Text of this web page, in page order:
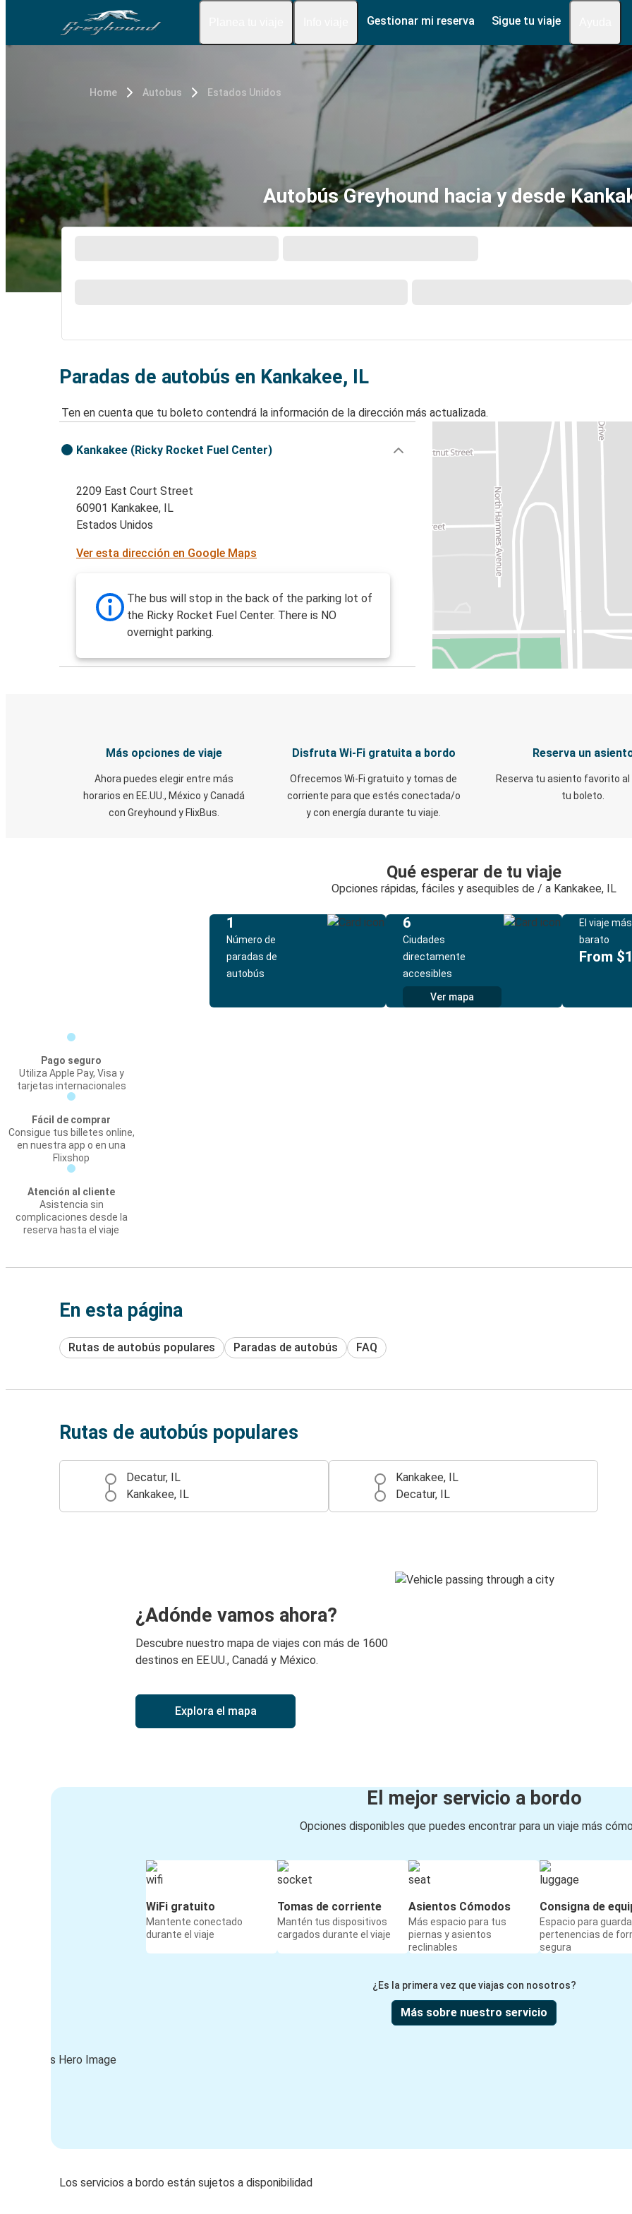
Gestionar mi reserva Sigue tu viaje
Home Autobus Estados Unidos
Autobús Greyhound hacia y desde
Paradas de autobús en Kankakee, IL
Ten en cuenta que tu boleto contendrá la información de la dirección más actualizada.
Kankakee (Ricky Rocket Fuel Center)
2209 East Court Street
60901 Kankakee, IL
Estados Unidos
Ver esta dirección en Google Maps
The bus will stop in the back of the parking lot of
the Ricky Rocket Fuel Center. There is NO
overnight parking.
Más opciones de viaje
Ahora puedes elegir entre más
horarios en EE.UU., México y Canadá
con Greyhound y FlixBus.
Disfruta Wi-Fi gratuita a bordo
Ofrecemos Wi-Fi gratuito y tomas de
corriente para que estés conectada/o
y con energía durante tu viaje.
Reserva un
Reserva tu asiento favorito al
tu boleto.
Qué esperar de tu viaje
Opciones rápidas, fáciles y asequibles de / a Kankakee, IL
1
Número de
paradas de
autobús
6
Ciudades
directamente
accesibles
Ver mapa
El viaje más
barato
From
Pago seguro
Utiliza Apple Pay, Visa y
tarjetas internacionales
Fácil de comprar
Consigue tus billetes online,
en nuestra app o en una
Flixshop
Atención al cliente
Asistencia sin
complicaciones desde la
reserva hasta el viaje
En esta página
Rutas de autobús populares Paradas de autobús FAQ
Rutas de autobús populares
Decatur, IL
Kankakee, IL
Kankakee, IL
Decatur, IL
¿Adónde vamos ahora?
Descubre nuestro mapa de viajes con más de 1600
destinos en EE.UU., Canadá y México.
Explora el mapa
El mejor servicio a bordo
Opciones disponibles que puedes encontrar para un viaje más
WiFi gratuito
Mantente conectado
durante el viaje
Tomas de corriente
Mantén tus dispositivos
cargados durante el viaje
Asientos Cómodos
Más espacio para tus
piernas y asientos
reclinables
Consigna de
Espacio para
pertenencias de
segura
¿Es la primera vez que viajas con nosotros?
Más sobre nuestro servicio
Los servicios a bordo están sujetos a disponibilidad